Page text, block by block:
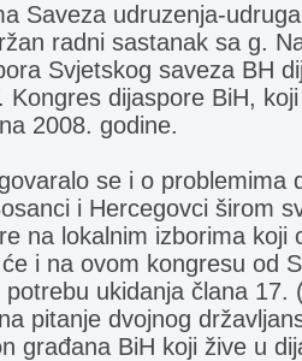
Saveza udruzenja-
radni sastanak sa g.
Svjetskog saveza BH
Kongres dijaspore BiH,
2008. godine.
se i o problemima
i Hercegovci širom
na lokalnim izborima koji
i na ovom kongresu od
ukidanja člana 17.
pitanje dvojnog
građana BiH koji žive u